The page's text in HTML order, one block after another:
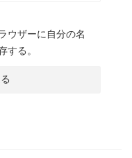
ウザーに自分の名
する。